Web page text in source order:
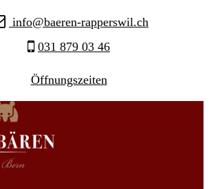
info@baeren-rapperswil.ch
031 879 03 46
Öffnungszeiten